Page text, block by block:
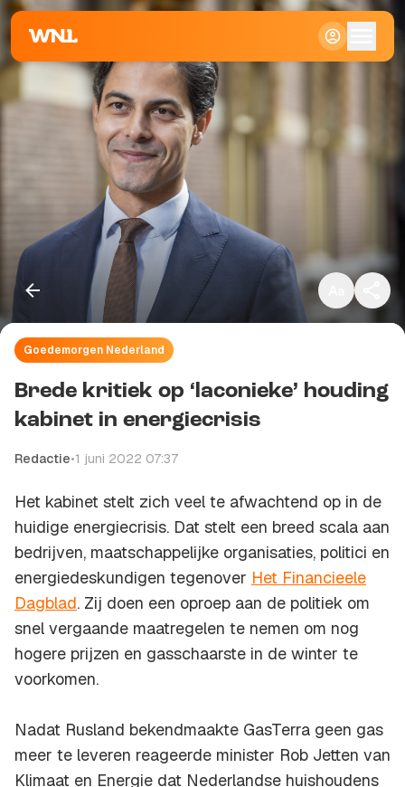
Groot
Goedemorgen Nederland
Brede kritiek op ‘laconieke’ houding
kabinet in energiecrisis
Redactie•1 juni 2022 07:37
Het kabinet stelt zich veel te afwachtend op in de
huidige energiecrisis. Dat stelt een breed scala aan
bedrijven, maatschappelijke organisaties, politici en
energiedeskundigen tegenover Het Financieele
Dagblad. Zij doen een oproep aan de politiek om
snel vergaande maatregelen te nemen om nog
hogere prijzen en gasschaarste in de winter te
voorkomen.
Nadat Rusland bekendmaakte GasTerra geen gas
meer te leveren reageerde minister Rob Jetten van
Klimaat en Energie dat Nederlandse huishoudens